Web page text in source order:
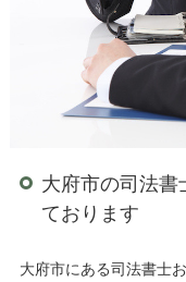
大府市の司法書
ております
大府市にある司法書士